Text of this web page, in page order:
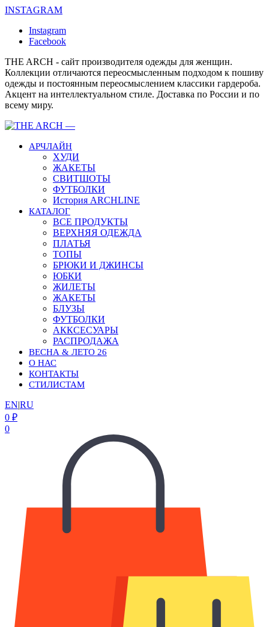
INSTAGRAM
Instagram
Facebook
THE ARCH - сайт производителя одежды для женщин.
Коллекции отличаются переосмысленным подходом к пошиву
одежды и постоянным переосмыслением классики гардероба.
Акцент на интеллектуальном стиле. Доставка по России и по
всему миру.
АРЧЛАЙН
ХУДИ
ЖАКЕТЫ
СВИТШОТЫ
ФУТБОЛКИ
История ARCHLINE
КАТАЛОГ
ВСЕ ПРОДУКТЫ
ВЕРХНЯЯ ОДЕЖДА
ПЛАТЬЯ
ТОПЫ
БРЮКИ И ДЖИНСЫ
ЮБКИ
ЖИЛЕТЫ
ЖАКЕТЫ
БЛУЗЫ
ФУТБОЛКИ
АККСЕСУАРЫ
РАСПРОДАЖА
ВЕСНА & ЛЕТО 26
О НАС
КОНТАКТЫ
СТИЛИСТАМ
EN|RU
0 ₽
0